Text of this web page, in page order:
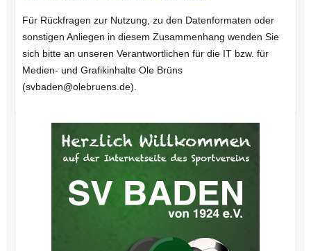
Für Rückfragen zur Nutzung, zu den Datenformaten oder
sonstigen Anliegen in diesem Zusammenhang wenden Sie
sich bitte an unseren Verantwortlichen für die IT bzw. für
Medien- und Grafikinhalte Ole Brüns
(svbaden@olebruens.de).